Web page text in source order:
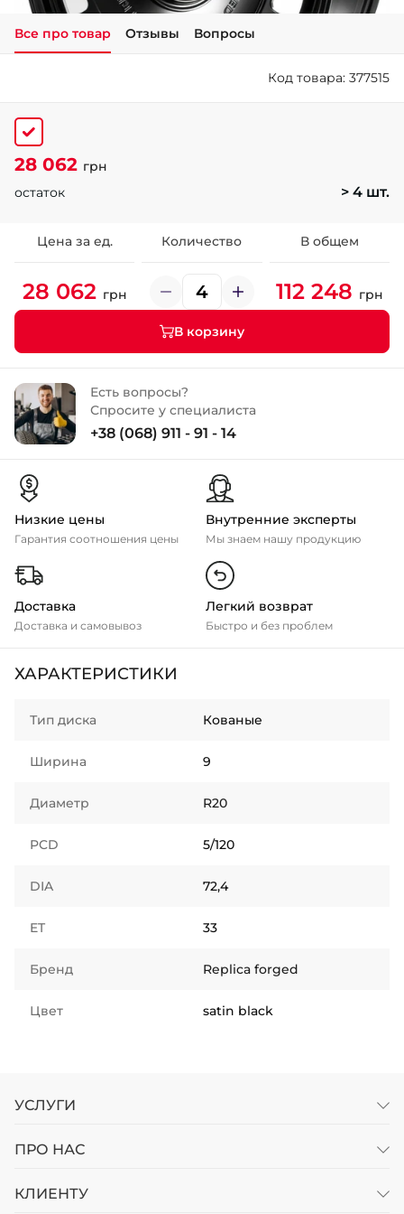
+38 (050)-911-911-2
+38 (099)-643-33-77
Все про товар Отзывы Вопросы
Код товара: 377515
28 062 грн
остаток
> 4 шт.
Цена за ед. Количество В общем
28 062 грн 112 248 грн
В корзину
Есть вопросы?
Спросите у специалиста
+38 (068) 911 - 91 - 14
Низкие цены
Гарантия соотношения цены
Внутренние эксперты
Мы знаем нашу продукцию
Доставка
Доставка и самовывоз
Легкий возврат
Быстро и без проблем
ХАРАКТЕРИСТИКИ
Тип диска Кованые
Ширина 9
Диаметр R20
PCD 5/120
DIA 72,4
ET 33
Бренд Replica forged
Цвет satin black
УСЛУГИ
ПРО НАС
КЛИЕНТУ